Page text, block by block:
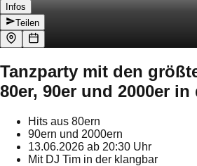
Infos
Teilen
Tanzparty mit den
80er, 90er und 2000er
Hits aus 80ern
90ern und 2000ern
13.06.2026 ab 20:30 Uhr
Mit DJ Tim in der klangbar